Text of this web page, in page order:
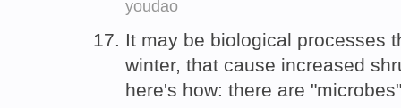
youdao
It may be biological processes
winter, that cause increased
here's how: there are "microbes